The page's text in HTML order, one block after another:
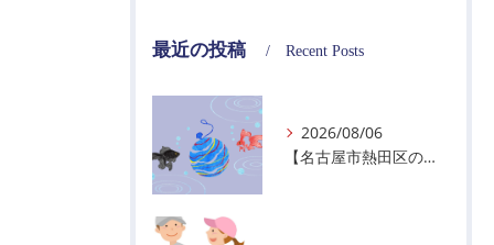
最近の投稿 Recent Posts
2026/08/06
【名古屋市熱田区の警備会社】夏季休業のお知らせ